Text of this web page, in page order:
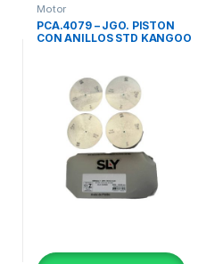
Motor
PCA.4079 – JGO. PISTON
CON ANILLOS STD KANGOO